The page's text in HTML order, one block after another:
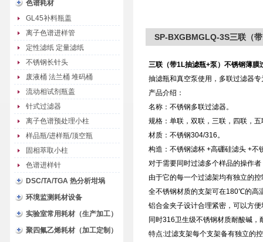
色谱耗材
GL45补料瓶盖
离子色谱进样管
定性滤纸 定量滤纸
不锈钢长针头
废液桶 法兰桶 堆码桶
流动相试剂瓶盖
针式过滤器
离子色谱预处理小柱
样品瓶/进样瓶/顶空瓶
固相萃取小柱
色谱进样针
DSC/TA/TGA 热分析坩埚
环境监测耗材设备
实验室常用耗材（生产加工）
聚四氟乙烯耗材（加工定制）
SP-BXGBMGLQ-3S三联（
三联（带1L抽滤瓶+泵）不锈钢薄膜
抽滤瓶和真空泵使用，多联过滤器
产品介绍：
名称：不锈钢多联过滤器。
规格：单联，双联，三联，四联，
材质：不锈钢304/316。
构造：不锈钢滤杯 +高硼硅滤头 +
对于需要同时过滤多个样品的操作
由于它的每一个过滤架均有独立的
全不锈钢材质的支架可在180℃的高
铝合金夹子设计合理紧密，可以方
同时316卫生级不锈钢材质耐酸碱
特点:过滤支架每个支架备有独立的